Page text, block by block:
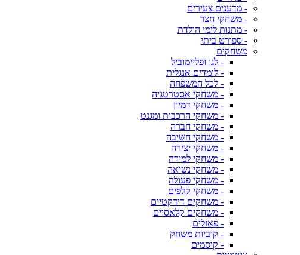
- מדענים צעירים
- משחקי חצר
- מתנות לימי הולדת
- ספורט ביתי
משחקים
- לגו ופליימוביל
- לומדים אנגלית
- לכל המשפחה
- משחקי אסטרטגיה
- משחקי דמיון
- משחקי הרכבות ומגנט
- משחקי חברה
- משחקי חשיבה
- משחקי יצירה
- משחקי למידה
- משחקי נשיאה
- משחקי פעולה
- משחקי קלפים
- משחקים דידקטיים
- משחקים קלאסיים
- פאזלים
- קוביות משחק
- קוסמים